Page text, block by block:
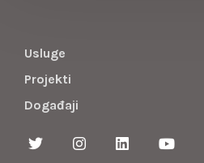
Usluge
Projekti
Događaji